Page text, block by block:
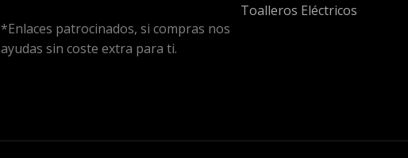
*Enlaces patrocinados, si compras nos
ayudas sin coste extra para ti.
Toalleros Eléctricos